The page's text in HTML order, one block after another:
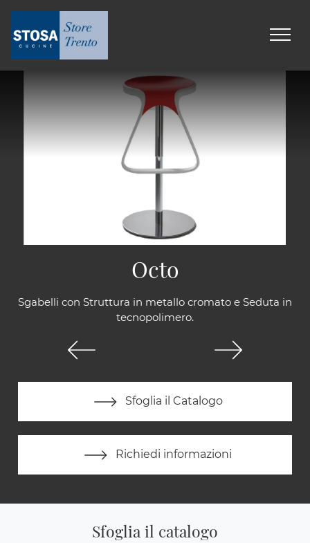
Sgabelli con Struttura in metallo cromato e Seduta in
tecnopolimero.
Sfoglia il Catalogo
Richiedi informazioni
Octo
Sfoglia il catalogo